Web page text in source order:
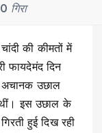
गिरा
की कीमतों में
फायदेमंद दिन
अचानक उछाल
इस उछाल के
हुई दिख रही